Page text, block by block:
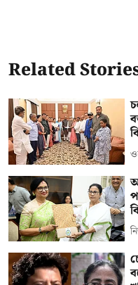
Related